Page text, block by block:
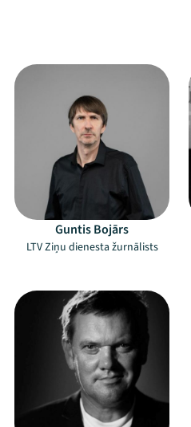
Guntis Bojārs
LTV Ziņu dienesta žurnālists